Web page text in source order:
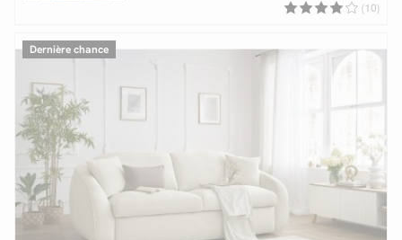
(10)
Dernière chance